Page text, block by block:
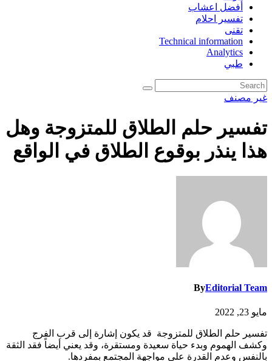
أفضل اعشاب
تفسير احلام
تقنى
Technical information
Analytics
طبي
غير مصنف
تفسير حلم الطلاق للمتزوجة وهل
هذا ينذر بوقوع الطلاق في الواقع
ByEditorial Team
مايو 23, 2022
تفسير حلم الطلاق للمتزوجة قد يكون إشارة إلى قرب الفرج
وكشف الهموم وبدء حياة سعيدة ومستقرة، وقد يعني أيضاً فقد الثقة
بالنفس وعدم القدرة على مواجهة المجتمع بمفردها.